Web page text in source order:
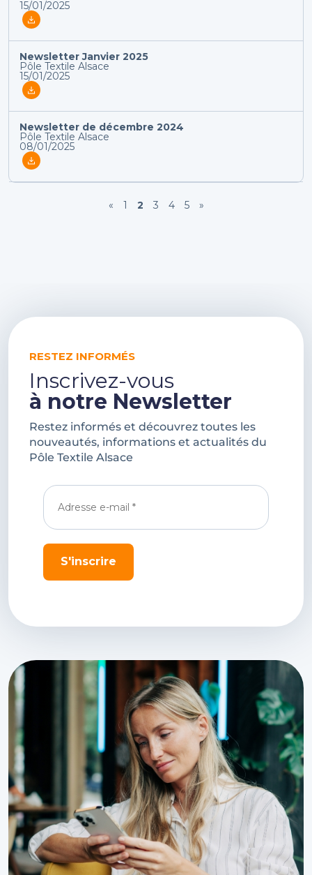
15/01/2025
Newsletter Janvier 2025
Pôle Textile Alsace
15/01/2025
Newsletter de décembre 2024
Pôle Textile Alsace
08/01/2025
« 1 2 3 4 5 »
RESTEZ INFORMÉS
Inscrivez-vous
à notre Newsletter
Restez informés et découvrez toutes les
nouveautés, informations et actualités du
Pôle Textile Alsace